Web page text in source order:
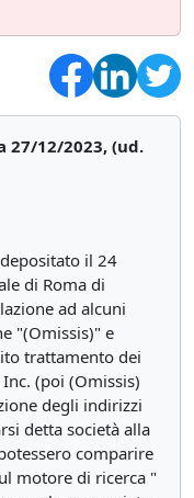
27/12/2023, (ud.
il 24
di Roma di
ad alcuni
"(Omissis)" e
trattamento dei
(poi (Omissis)
degli indirizzi
detta società alla
comparire
motore di ricerca "